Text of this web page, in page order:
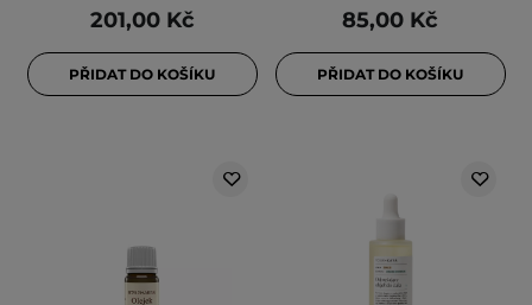
201,00 Kč
PŘIDAT DO KOŠÍKU
85,00 Kč
PŘIDAT DO KOŠÍKU